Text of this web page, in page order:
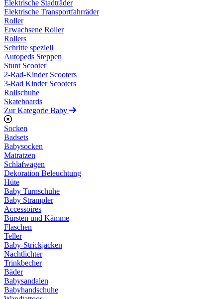
Elektrische Stadträder
Elektrische Transportfahrräder
Roller
Erwachsene Roller
Rollers
Schritte speziell
Autopeds Steppen
Stunt Scooter
2-Rad-Kinder Scooters
3-Rad Kinder Scooters
Rollschuhe
Skateboards
Zur Kategorie Baby
Socken
Badsets
Babysocken
Matratzen
Schlafwagen
Dekoration Beleuchtung
Hüte
Baby Turnschuhe
Baby Strampler
Accessoires
Bürsten und Kämme
Flaschen
Teller
Baby-Strickjacken
Nachtlichter
Trinkbecher
Bäder
Babysandalen
Babyhandschuhe